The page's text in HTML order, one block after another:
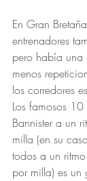
En Gran
entrenadores
pero había una
menos
los corredores
Los famosos
Bannister a un
milla (en su
todos a un
por milla) es un